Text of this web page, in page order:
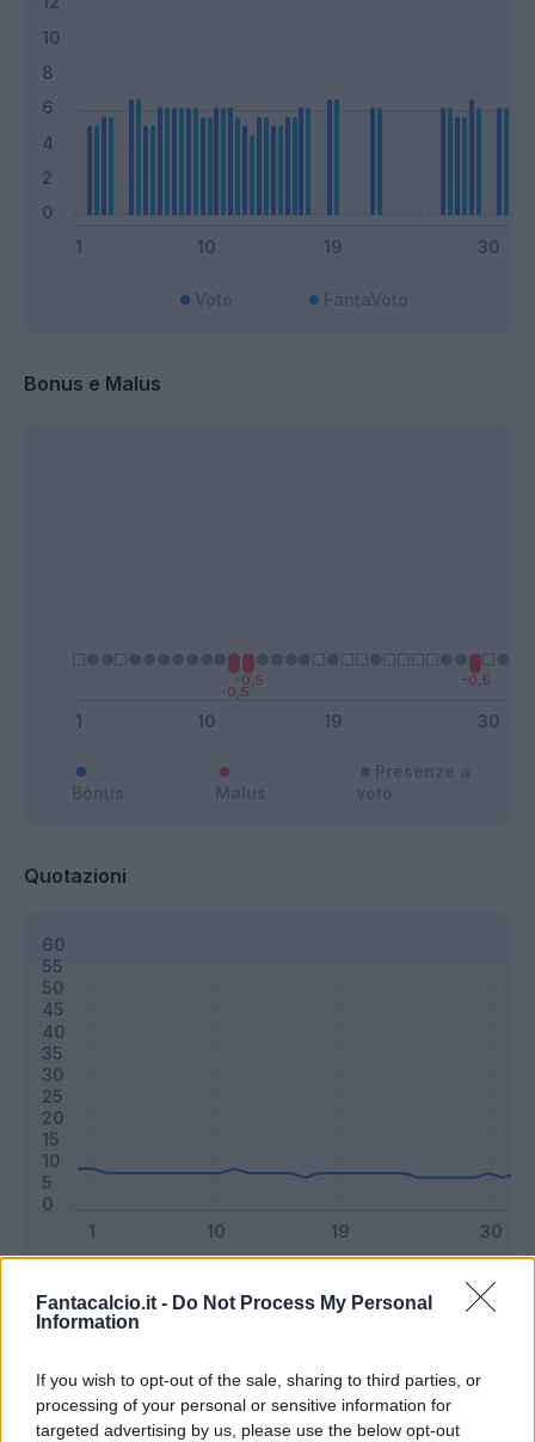
Fantacalcio.it - Do Not Process My Personal
Information
If you wish to opt-out of the sale, sharing to third parties, or
processing of your personal or sensitive information for
targeted advertising by us, please use the below opt-out
Bonus e Malus
Quotazioni
Riepilogo stagione
Titolare 23 - 60